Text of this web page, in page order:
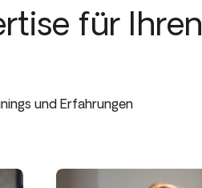
für Ihren
und Erfahrungen